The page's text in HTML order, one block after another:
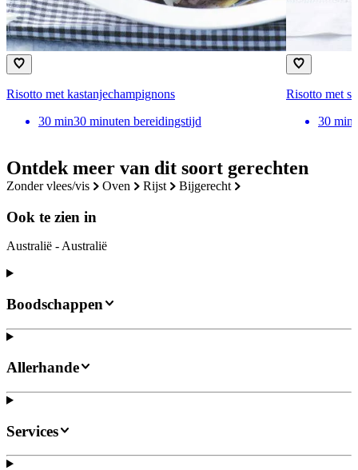
Ontdek meer van dit soort gerechten
zonder vlees/vis oven rijst bijgerecht
Ook te zien in
Australië - Australië
Risotto met kastanjechampignons
30 min30 minuten bereidingstijd
Risotto met
30 min
Boodschappen
Allerhande
Services